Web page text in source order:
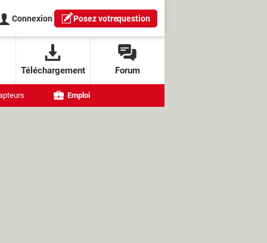
Connexion Posez votrequestion
Téléchargement Forum
Emploi